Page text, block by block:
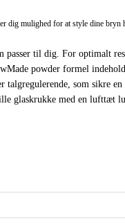
dig mulighed for at style dine bryn
passer til dig. For optimalt
powder formel
talgregulerende, som sikre
glaskrukke med en lufttæt